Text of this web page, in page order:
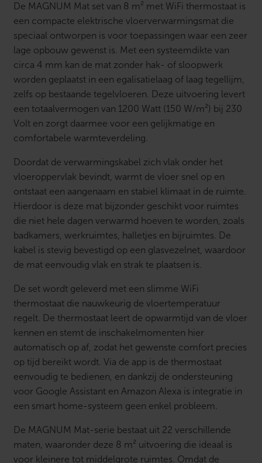
t
a
a
n
t
l
De MAGNUM Mat set van 8 m² met WiFi thermostaat is
een compacte elektrische vloerverwarmingsmat die
speciaal ontworpen is voor toepassingen waar een zeer
lage opbouw gewenst is. Met een systeemdikte van
circa 4 mm kan de mat zonder hak- of sloopwerk
worden geplaatst in een egalisatielaag of laag tegellijm,
zelfs op bestaande tegelvloeren. Deze uitvoering levert
een totaalvermogen van 1200 Watt (150 W/m²) bij 230
Volt en zorgt daarmee voor een gelijkmatige en
comfortabele warmteverdeling.
Doordat de verwarmingskabel zich vlak onder het
vloeroppervlak bevindt, warmt de vloer snel op en
ontstaat een aangenaam en stabiel klimaat in de ruimte.
Hierdoor is deze mat bijzonder geschikt voor ruimtes
die niet hele dagen verwarmd hoeven te worden, zoals
badkamers, werkruimtes, halletjes en bijruimtes. De
kabel is stevig bevestigd op een glasvezelnet, waardoor
de mat eenvoudig vlak en strak te plaatsen is.
De set wordt geleverd met een slimme WiFi
thermostaat die nauwkeurig de vloertemperatuur
regelt. De thermostaat leert de opwarmtijd van de vloer
kennen en stemt de inschakelmomenten hier
automatisch op af, zodat het gewenste comfort precies
op tijd bereikt wordt. Via de app is de thermostaat
eenvoudig te bedienen, en dankzij de ondersteuning
voor Google Assistant en Amazon Alexa is integratie in
een smart home-systeem geen enkel probleem.
De MAGNUM Mat-serie bestaat uit 22 verschillende
maten, waaronder deze 8 m² uitvoering die ideaal is
voor kleinere tot middelgrote ruimtes. Omdat de